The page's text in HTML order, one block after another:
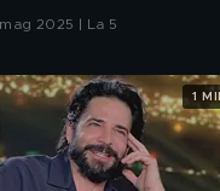
2025 | La 5
1